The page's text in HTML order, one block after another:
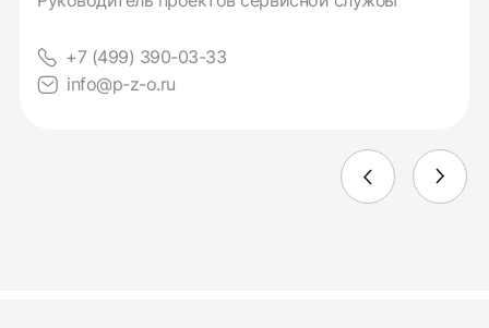
+7 (499) 390-03-33
info@p-z-o.ru